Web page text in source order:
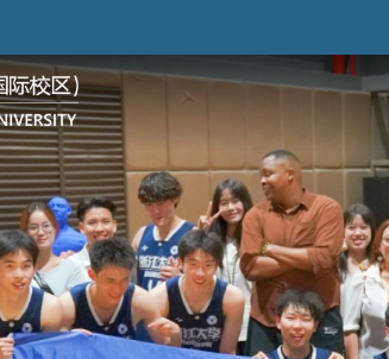
内
容
关于我们
校区简介
使命愿景
校区领导
招生
本科生招生
通知动态
招生视频
学术
本科生课程
研究生课程
通识课程
科研
科研概览
研究中心
研究平台
大学生活
生活在国际校区
成长在国际校区
加入我们
热招岗位